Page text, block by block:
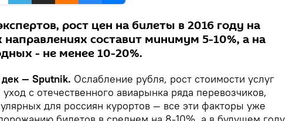
рост цен на билеты в 2016 году на
направлениях составит минимум 5-10%, а на
- не менее 10-20%.
— Sputnik. Ослабление рубля, рост стоимости услуг
уход с отечественного авиарынка ряда перевозчиков,
для россиян курортов — все эти факторы уже